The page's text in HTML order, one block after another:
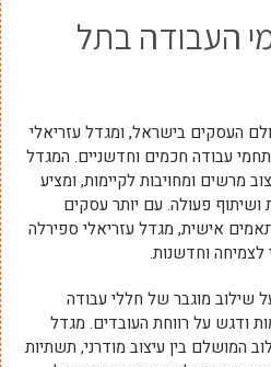
העבודה בתל
העסקים בישראל, ומגדל עזריאלי
עבודה חכמים וחדשניים. המגדל
מרשים ומחויבות לקיימות, ומציע
ושיתוף פעולה. עם יותר עסקים
אישית, מגדל עזריאלי ספירלה
לצמיחה וחדשנות.
שילוב מוגבר של חללי עבודה
ודגש על רווחת העובדים. מגדל
המושלם בין עיצוב מודרני, תשתיות